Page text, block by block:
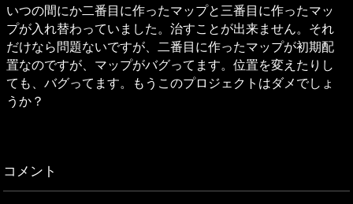
いつの間にか二番目に作ったマップと三番目に作ったマッ
プが入れ替わっていました。治すことが出来ません。それ
だけなら問題ないですが、二番目に作ったマップが初期配
置なのですが、マップがバグってます。位置を変えたりし
ても、バグってます。もうこのプロジェクトはダメでしょ
うか？
コメント